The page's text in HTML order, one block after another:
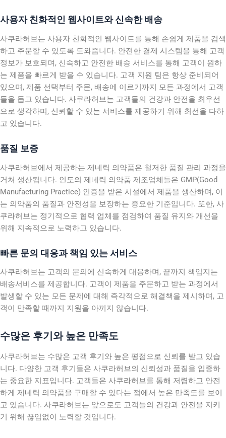
사용자 친화적인 웹사이트와 신속한 배송
사쿠라허브는 사용자 친화적인 웹사이트를 통해 손쉽게 제품을 검색
하고 주문할 수 있도록 도와줍니다. 안전한 결제 시스템을 통해 고객
정보가 보호되며, 신속하고 안전한 배송 서비스를 통해 고객이 원하
는 제품을 빠르게 받을 수 있습니다. 고객 지원 팀은 항상 준비되어
있으며, 제품 선택부터 주문, 배송에 이르기까지 모든 과정에서 고객
들을 돕고 있습니다. 사쿠라허브는 고객들의 건강과 안전을 최우선
으로 생각하며, 신뢰할 수 있는 서비스를 제공하기 위해 최선을 다하
고 있습니다.
품질 보증
사쿠라허브에서 제공하는 제네릭 의약품은 철저한 품질 관리 과정을
거쳐 생산됩니다. 인도의 제네릭 의약품 제조업체들은 GMP(Good
Manufacturing Practice) 인증을 받은 시설에서 제품을 생산하며, 이
는 의약품의 품질과 안전성을 보장하는 중요한 기준입니다. 또한, 사
쿠라허브는 정기적으로 협력 업체를 점검하여 품질 유지와 개선을
위해 지속적으로 노력하고 있습니다.
빠른 문의 대응과 책임 있는 서비스
사쿠라허브는 고객의 문의에 신속하게 대응하며, 끝까지 책임지는
배송서비스를 제공합니다. 고객이 제품을 주문하고 받는 과정에서
발생할 수 있는 모든 문제에 대해 즉각적으로 해결책을 제시하며, 고
객이 만족할 때까지 지원을 아끼지 않습니다.
수많은 후기와 높은 만족도
사쿠라허브는 수많은 고객 후기와 높은 평점으로 신뢰를 받고 있습
니다. 다양한 고객 후기들은 사쿠라허브의 신뢰성과 품질을 입증하
는 중요한 지표입니다. 고객들은 사쿠라허브를 통해 저렴하고 안전
하게 제네릭 의약품을 구매할 수 있다는 점에서 높은 만족도를 보이
고 있습니다. 사쿠라허브는 앞으로도 고객들의 건강과 안전을 지키
기 위해 끊임없이 노력할 것입니다.